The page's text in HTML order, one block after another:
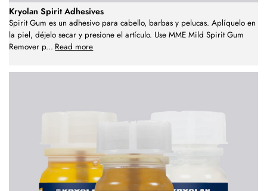
Kryolan Spirit Adhesives
Spirit Gum es un adhesivo para cabello, barbas y pelucas. Aplíquelo en
la piel, déjelo secar y presione el artículo. Use MME Mild Spirit Gum
Remover p... Read more